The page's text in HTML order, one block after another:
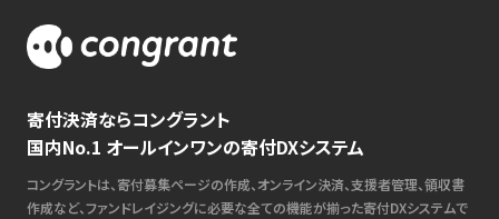
寄付決済ならコングラント
国内No.1 オールインワンの寄付DXシステム
コングラントは、寄付募集ページの作成、オンライン決済、支援者管理、領収書
作成など、ファンドレイジングに必要な全ての機能が揃った寄付DXシステムで